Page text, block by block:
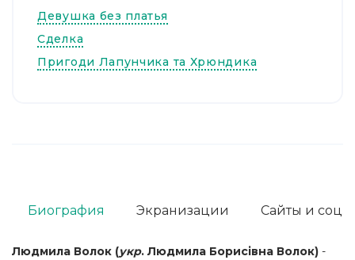
Девушка без платья
Сделка
Пригоди Лапунчика та Хрюндика
Людмила Волок (укр. Людмила Борисівна Волок) -
Биография Экранизации Сайты и соц.